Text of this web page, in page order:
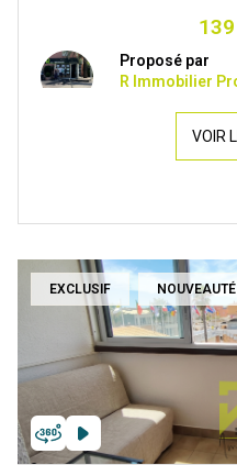
Proposé par
R Immobilier
VOIR
EXCLUSIF NOUVEAUTÉ